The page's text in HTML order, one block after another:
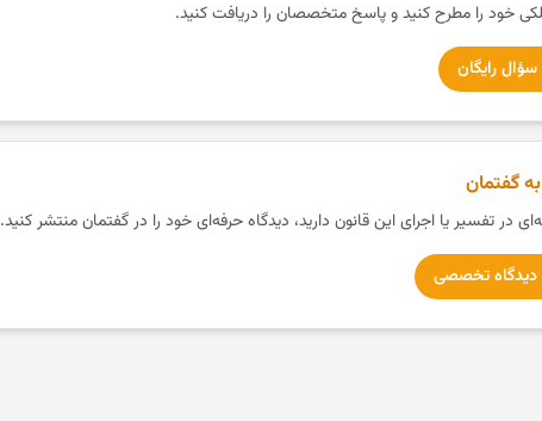
خود را مطرح کنید و پاسخ متخصصان را دریافت کنید.
رایگان
گفتمان
در تفسیر یا اجرای این قانون دارید، دیدگاه حرفه‌ای خود را در گفتمان منتشر کنید.
تخصصی